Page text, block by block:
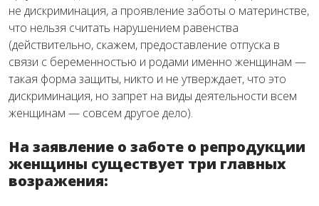
не дискриминация, а проявление заботы о материнстве,
что нельзя считать нарушением равенства
(действительно, скажем, предоставление отпуска в
связи с беременностью и родами именно женщинам —
такая форма защиты, никто и не утверждает, что это
дискриминация, но запрет на виды деятельности всем
женщинам — совсем другое дело).
На заявление о заботе о репродукции
женщины существует три главных
возражения: